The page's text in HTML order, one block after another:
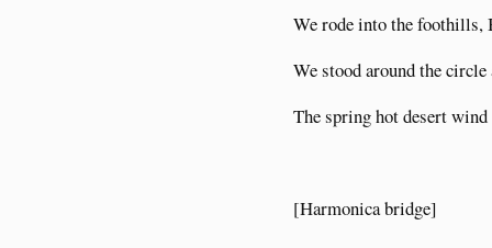
We rode into the foothills,
We stood around the
The spring hot desert
[Harmonica bridge]